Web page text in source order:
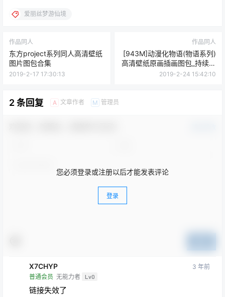
爱丽丝梦游仙境
作品同人
东方project系列同人高清壁纸
图片图包合集
2019-2-17 17:30:13
作品同人
[943M]动漫化物语(物语系列)
高清壁纸原画插画图包_持续更
新
2019-2-24 15:42:10
2 条回复 A 文章作者 M 管理员
您必须登录或注册以后才能发表评论
登录
X7CHYP
普通会员 无能力者 Lv0
3 年前
链接失效了